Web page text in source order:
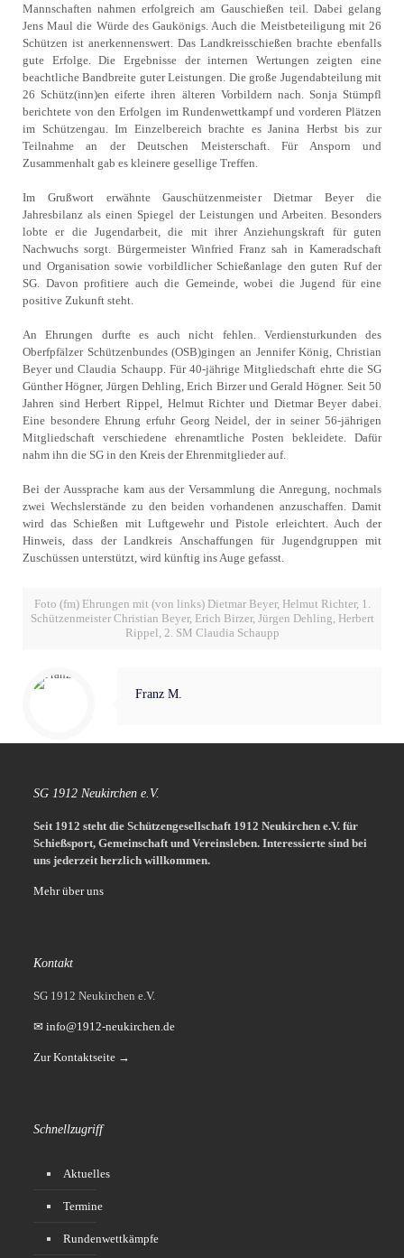
Mannschaften nahmen erfolgreich am Gauschießen teil. Dabei gelang
Jens Maul die Würde des Gaukönigs. Auch die Meistbeteiligung mit 26
Schützen ist anerkennenswert. Das Landkreisschießen brachte ebenfalls
gute Erfolge. Die Ergebnisse der internen Wertungen zeigten eine
beachtliche Bandbreite guter Leistungen. Die große Jugendabteilung mit
26 Schütz(inn)en eiferte ihren älteren Vorbildern nach. Sonja Stümpfl
berichtete von den Erfolgen im Rundenwettkampf und vorderen Plätzen
im Schützengau. Im Einzelbereich brachte es Janina Herbst bis zur
Teilnahme an der Deutschen Meisterschaft. Für Ansporn und
Zusammenhalt gab es kleinere gesellige Treffen.
Im Grußwort erwähnte Gauschützenmeister Dietmar Beyer die
Jahresbilanz als einen Spiegel der Leistungen und Arbeiten. Besonders
lobte er die Jugendarbeit, die mit ihrer Anziehungskraft für guten
Nachwuchs sorgt. Bürgermeister Winfried Franz sah in Kameradschaft
und Organisation sowie vorbildlicher Schießanlage den guten Ruf der
SG. Davon profitiere auch die Gemeinde, wobei die Jugend für eine
positive Zukunft steht.
An Ehrungen durfte es auch nicht fehlen. Verdiensturkunden des
Oberfpfälzer Schützenbundes (OSB)gingen an Jennifer König, Christian
Beyer und Claudia Schaupp. Für 40-jährige Mitgliedschaft ehrte die SG
Günther Högner, Jürgen Dehling, Erich Birzer und Gerald Högner. Seit 50
Jahren sind Herbert Rippel, Helmut Richter und Dietmar Beyer dabei.
Eine besondere Ehrung erfuhr Georg Neidel, der in seiner 56-jährigen
Mitgliedschaft verschiedene ehrenamtliche Posten bekleidete. Dafür
nahm ihn die SG in den Kreis der Ehrenmitglieder auf.
Bei der Aussprache kam aus der Versammlung die Anregung, nochmals
zwei Wechslerstände zu den beiden vorhandenen anzuschaffen. Damit
wird das Schießen mit Luftgewehr und Pistole erleichtert. Auch der
Hinweis, dass der Landkreis Anschaffungen für Jugendgruppen mit
Zuschüssen unterstützt, wird künftig ins Auge gefasst.
Foto (fm) Ehrungen mit (von links) Dietmar Beyer, Helmut Richter, 1.
Schützenmeister Christian Beyer, Erich Birzer, Jürgen Dehling, Herbert
Rippel, 2. SM Claudia Schaupp
Franz M.
SG 1912 Neukirchen e.V.
Seit 1912 steht die Schützengesellschaft 1912 Neukirchen e.V. für
Schießsport, Gemeinschaft und Vereinsleben. Interessierte sind bei
uns jederzeit herzlich willkommen.
Mehr über uns
Kontakt
SG 1912 Neukirchen e.V.
✉ info@1912-neukirchen.de
Zur Kontaktseite →
Schnellzugriff
Aktuelles
Termine
Rundenwettkämpfe